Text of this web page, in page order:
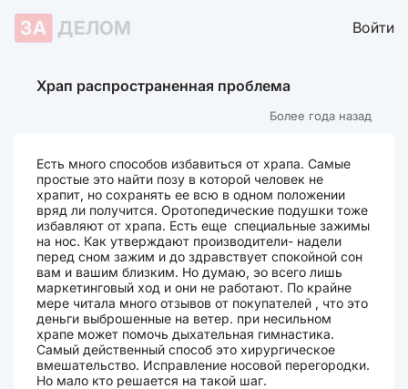
ЗА ДЕЛОМ Войти
Храп распространенная проблема
Более года назад
Есть много способов избавиться от храпа. Самые
простые это найти позу в которой человек не
храпит, но сохранять ее всю в одном положении
вряд ли получится. Оротопедические подушки тоже
избавляют от храпа. Есть еще специальные зажимы
на нос. Как утверждают производители- надели
перед сном зажим и до здравствует спокойной сон
вам и вашим близким. Но думаю, эо всего лишь
маркетинговый ход и они не работают. По крайне
мере читала много отзывов от покупателей , что это
деньги выброшенные на ветер. при несильном
храпе может помочь дыхательная гимнастика.
Самый действенный способ это хирургическое
вмешательство. Исправление носовой перегородки.
Но мало кто решается на такой шаг.